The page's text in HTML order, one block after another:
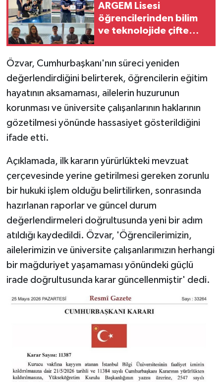
ARGEM Lisesi
öğrencilerinden bilim
ve teknolojide çifte
Özvar, Cumhurbaşkanı'nın süreci yeniden
değerlendirdiğini belirterek, öğrencilerin eğitim
hayatının aksamaması, ailelerin huzurunun
korunması ve üniversite çalışanlarının haklarının
gözetilmesi yönünde hassasiyet gösterildiğini
ifade etti.
Açıklamada, ilk kararın yürürlükteki mevzuat
çerçevesinde yerine getirilmesi gereken zorunlu
bir hukuki işlem olduğu belirtilirken, sonrasında
hazırlanan raporlar ve güncel durum
değerlendirmeleri doğrultusunda yeni bir adım
atıldığı kaydedildi. Özvar, 'Öğrencilerimizin,
ailelerimizin ve üniversite çalışanlarımızın herhangi
bir mağduriyet yaşamaması yönündeki güçlü
irade doğrultusunda karar güncellenmiştir' dedi.